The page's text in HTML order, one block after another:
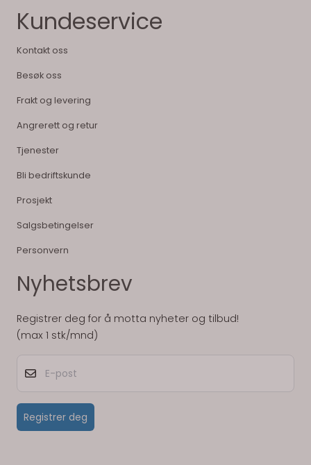
Kundeservice
Kontakt oss
Besøk oss
Frakt og levering
Angrerett og retur
Tjenester
Bli bedriftskunde
Prosjekt
Salgsbetingelser
Personvern
Nyhetsbrev
Registrer deg for å motta nyheter og tilbud!
(max 1 stk/mnd)
Registrer deg